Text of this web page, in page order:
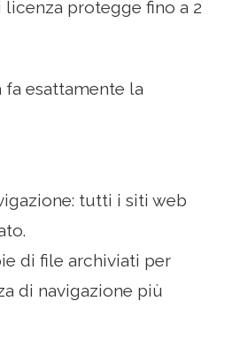
licenza protegge fino a 2
fa esattamente la
tutti i siti web
di file archiviati per
di navigazione più